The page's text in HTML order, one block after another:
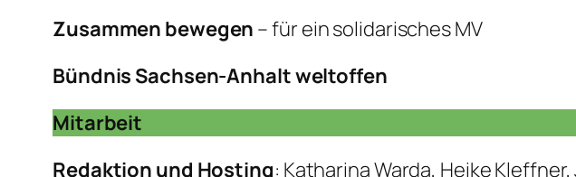
Zusammen bewegen – für ein solidarisches MV
Bündnis Sachsen-Anhalt weltoffen
Mitarbeit
Redaktion und Hosting: Katharina Warda, Heike